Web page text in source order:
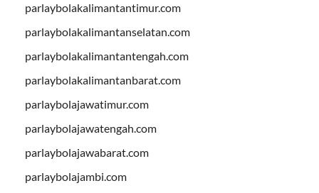
parlaybolakalimantantimur.com
parlaybolakalimantanselatan.com
parlaybolakalimantantengah.com
parlaybolakalimantanbarat.com
parlaybolajawatimur.com
parlaybolajawatengah.com
parlaybolajawabarat.com
parlaybolajambi.com